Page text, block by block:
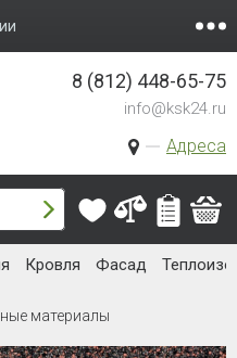
Адреса
8 (812) 448-65-75
info@ksk24.ru
Кровля Фасад
материалы